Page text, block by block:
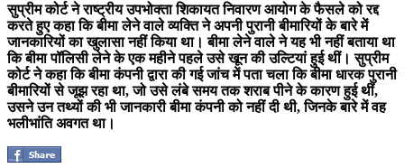
सुप्रीम कोर्ट ने राष्ट्रीय उपभोक्ता शिकायत निवारण आयोग के फैसले को रद्द
करते हुए कहा कि बीमा लेने वाले व्यक्ति ने अपनी पुरानी बीमारियों के बारे में
जानकारियों का खुलासा नहीं किया था। बीमा लेने वाले ने यह भी नहीं बताया था
कि बीमा पॉलिसी लेने के एक महीने पहले उसे खून की उल्टियां हुई थीं। सुप्रीम
कोर्ट ने कहा कि बीमा कंपनी द्वारा की गई जांच में पता चला कि बीमा धारक पुरानी
बीमारियों से जूझ रहा था, जो उसे लंबे समय तक शराब पीने के कारण हुई थीं,
उसने उन तथ्यों की भी जानकारी बीमा कंपनी को नहीं दी थी, जिनके बारे में वह
भलीभांति अवगत था।